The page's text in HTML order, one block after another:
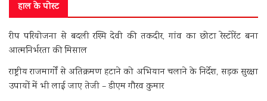
हाल के पोस्ट
रीप परियोजना से बदली रश्मि देवी की तकदीर, गांव का छोटा रेस्टोरेंट बना
आत्मनिर्भरता की मिसाल
राष्ट्रीय राजमार्गों से अतिक्रमण हटाने को अभियान चलाने के निर्देश, सड़क सुरक्षा
उपायों में भी लाई जाए तेजी – डीएम गौरव कुमार